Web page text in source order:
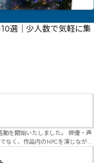
選｜少人数で気軽に集
いたしました。 俳優・声
なく、作品内のNPCを演じなが
得意としています。 自分自
意図を大切にしながら、その作